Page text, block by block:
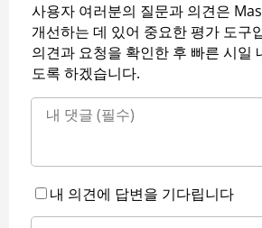
사용자 여러분의 질문과 의견은
개선하는 데 있어 중요한 평가 도구
의견과 요청을 확인한 후 빠른 시일
도록 하겠습니다.
내 의견에 답변을 기다립니다